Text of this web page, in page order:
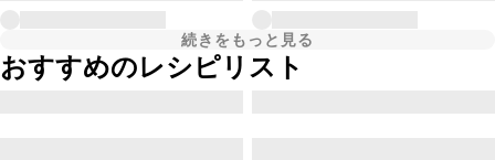
続きをもっと見る
おすすめのレシピリスト